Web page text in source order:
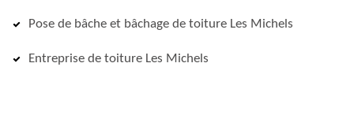
Pose de bâche et bâchage de toiture Les Michels
Entreprise de toiture Les Michels